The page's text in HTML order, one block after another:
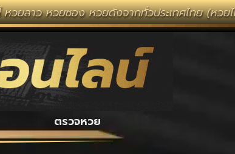
ง หวยดังจากทั่วประเทศไทย (หวยไทยรัฐ หวยแ
ตรวจหวย